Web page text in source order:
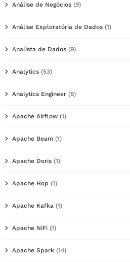
Análise de Negócios (9)
Análise Exploratória de Dados (1)
Analista de Dados (9)
Analytics (53)
Analytics Engineer (8)
Apache Airflow (1)
Apache Beam (1)
Apache Doris (1)
Apache Hop (1)
Apache Kafka (1)
Apache NiFi (1)
Apache Spark (14)